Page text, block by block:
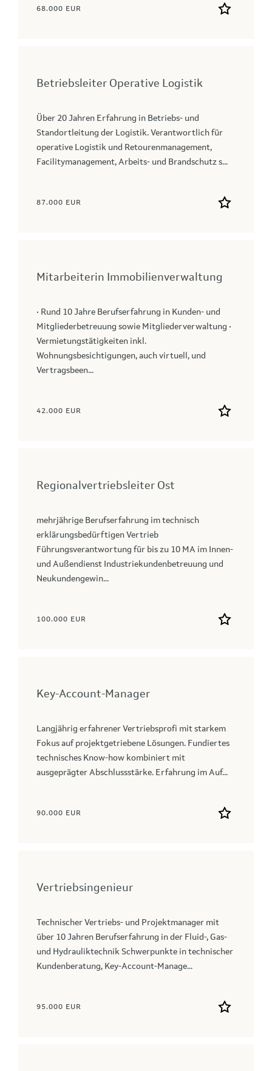
68.000 EUR
Betriebsleiter Operative Logistik
Über 20 Jahren Erfahrung in Betriebs- und
Standortleitung der Logistik. Verantwortlich für
operative Logistik und Retourenmanagement,
Facilitymanagement, Arbeits- und Brandschutz s...
87.000 EUR
Mitarbeiterin Immobilienverwaltung
• Rund 10 Jahre Berufserfahrung in Kunden- und
Mitgliederbetreuung sowie Mitgliederverwaltung •
Vermietungstätigkeiten inkl.
Wohnungsbesichtigungen, auch virtuell, und
Vertragsbeen...
42.000 EUR
Regionalvertriebsleiter Ost
mehrjährige Berufserfahrung im technisch
erklärungsbedürftigen Vertrieb
Führungsverantwortung für bis zu 10 MA im Innen-
und Außendienst Industriekundenbetreuung und
Neukundengewin...
100.000 EUR
Key-Account-Manager
Langjährig erfahrener Vertriebsprofi mit starkem
Fokus auf projektgetriebene Lösungen. Fundiertes
technisches Know-how kombiniert mit
ausgeprägter Abschlussstärke. Erfahrung im Auf...
90.000 EUR
Vertriebsingenieur
Technischer Vertriebs‑ und Projektmanager mit
über 10 Jahren Berufserfahrung in der Fluid‑, Gas‑
und Hydrauliktechnik Schwerpunkte in technischer
Kundenberatung, Key‑Account‑Manage...
95.000 EUR